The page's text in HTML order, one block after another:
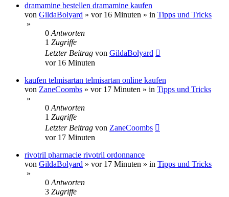
dramamine bestellen dramamine kaufen
von GildaBolyard » vor 16 Minuten » in Tipps und Tricks
»
0 Antworten
1 Zugriffe
Letzter Beitrag von GildaBolyard
vor 16 Minuten
kaufen telmisartan telmisartan online kaufen
von ZaneCoombs » vor 17 Minuten » in Tipps und Tricks
»
0 Antworten
1 Zugriffe
Letzter Beitrag von ZaneCoombs
vor 17 Minuten
rivotril pharmacie rivotril ordonnance
von GildaBolyard » vor 17 Minuten » in Tipps und Tricks
»
0 Antworten
3 Zugriffe